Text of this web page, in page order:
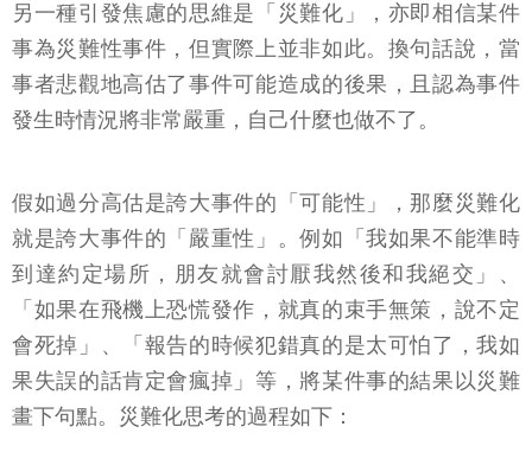
另一種引發焦慮的思維是「災難化」，亦即相信某件
事為災難性事件，但實際上並非如此。換句話說，當
事者悲觀地高估了事件可能造成的後果，且認為事件
發生時情況將非常嚴重，自己什麼也做不了。
假如過分高估是誇大事件的「可能性」，那麼災難化
就是誇大事件的「嚴重性」。例如「我如果不能準時
到達約定場所，朋友就會討厭我然後和我絕交」、
「如果在飛機上恐慌發作，就真的束手無策，說不定
會死掉」、「報告的時候犯錯真的是太可怕了，我如
果失誤的話肯定會瘋掉」等，將某件事的結果以災難
畫下句點。災難化思考的過程如下：